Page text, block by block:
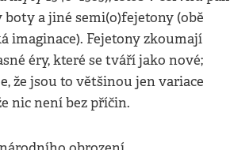
a jiné semi(o)fejetony (obě
imaginace). Fejetony zkoumají
éry, které se tváří jako nové;
že jsou to většinou jen variace
nic není bez příčin.